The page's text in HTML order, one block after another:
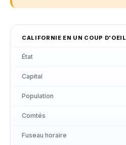
CALIFORNIE EN UN COUP D'OEIL
État
Capital
Population
Comtés
Fuseau horaire